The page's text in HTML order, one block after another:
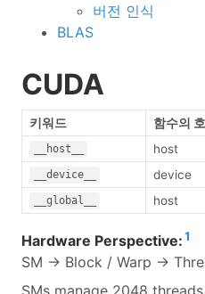
버전 인식
BLAS
CUDA
키워드 함수의
__host__ host
__device__ device
__global__ host
Hardware Perspective:1
SM → Block / Warp →
SMs manage 2048